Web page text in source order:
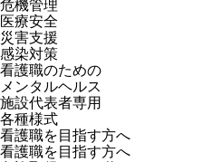
危機管理
医療安全
災害支援
感染対策
看護職のための
メンタルヘルス
施設代表者専用
各種様式
看護職を目指す方へ
看護職を目指す方へ